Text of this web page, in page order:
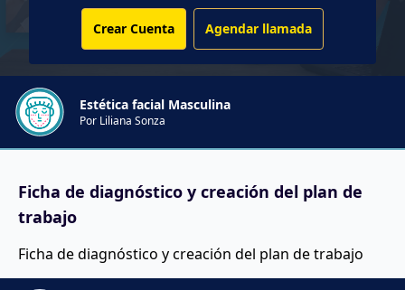
Crear Cuenta Agendar llamada
Estética facial Masculina
Por Liliana Sonza
Ficha de diagnóstico y creación del plan de
trabajo
Ficha de diagnóstico y creación del plan de trabajo